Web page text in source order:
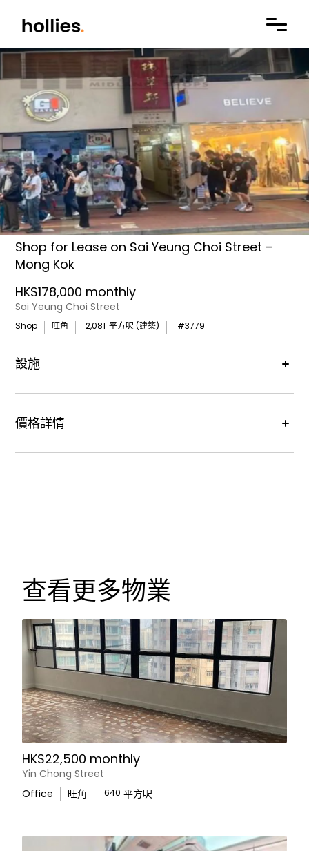
Shop for Lease on Sai Yeung Choi Street –
Mong Kok
HK$178,000 monthly
Sai Yeung Choi Street
Shop 旺角 2,081 平方呎 (建築) #3779
設施
Air空調
價格詳情
租金價格 : HK$178,000 monthly
查看更多物業
HK$22,500 monthly
Yin Chong Street
Office
旺角 640 平方呎